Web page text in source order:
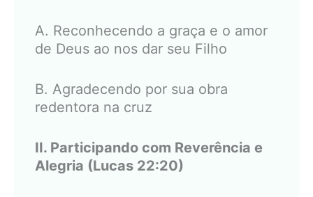
A. Reconhecendo a graça e o amor
de Deus ao nos dar seu Filho
B. Agradecendo por sua obra
redentora na cruz
II. Participando com Reverência e
Alegria (Lucas 22:20)